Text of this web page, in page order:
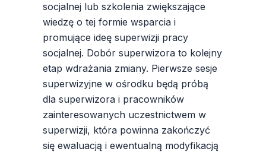
socjalnej lub szkolenia zwiększające
wiedzę o tej formie wsparcia i
promujące ideę superwizji pracy
socjalnej. Dobór superwizora to kolejny
etap wdrażania zmiany. Pierwsze sesje
superwizyjne w ośrodku będą próbą
dla superwizora i pracowników
zainteresowanych uczestnictwem w
superwizji, która powinna zakończyć
się ewaluacją i ewentualną modyfikacją